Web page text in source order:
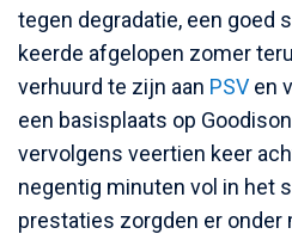
tegen degradatie, een goed
keerde afgelopen zomer
verhuurd te zijn aan PSV en
een basisplaats op
vervolgens veertien keer
negentig minuten vol in het
prestaties zorgden er onder